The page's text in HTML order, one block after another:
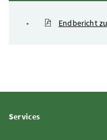
Endbericht
ServicesInhalt aufklappen